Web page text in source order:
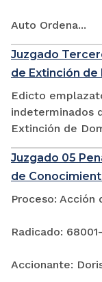
Auto Ordena...
Juzgado
de Extinción
Edicto
indeterminados
Extinción de
Juzgado 05
de
Proceso: Acción
Radicado:
Accionante: